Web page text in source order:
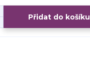
Přidat do košíku